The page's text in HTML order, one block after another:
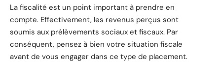
La fiscalité est un point important à prendre en
compte. Effectivement, les revenus perçus sont
soumis aux prélèvements sociaux et fiscaux. Par
conséquent, pensez à bien votre situation fiscale
avant de vous engager dans ce type de placement.